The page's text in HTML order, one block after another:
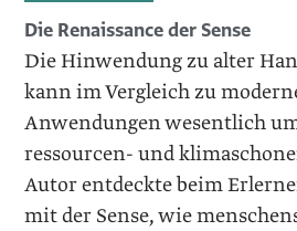
Die Renaissance der Sense
Die Hinwendung zu alter
kann im Vergleich zu
Anwendungen wesentlich
ressourcen- und
Autor entdeckte beim
mit der Sense, wie